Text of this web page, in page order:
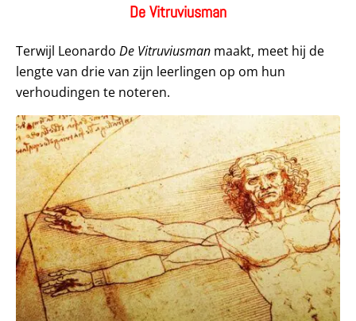
De Vitruviusman
Terwijl Leonardo De Vitruviusman maakt, meet hij de
lengte van drie van zijn leerlingen op om hun
verhoudingen te noteren.